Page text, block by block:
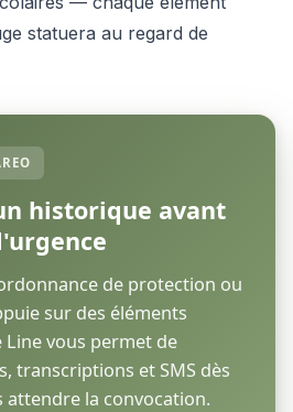
statuera au regard de
historique avant
de protection ou
sur des éléments
Line vous permet de
transcriptions et SMS dès
la convocation.